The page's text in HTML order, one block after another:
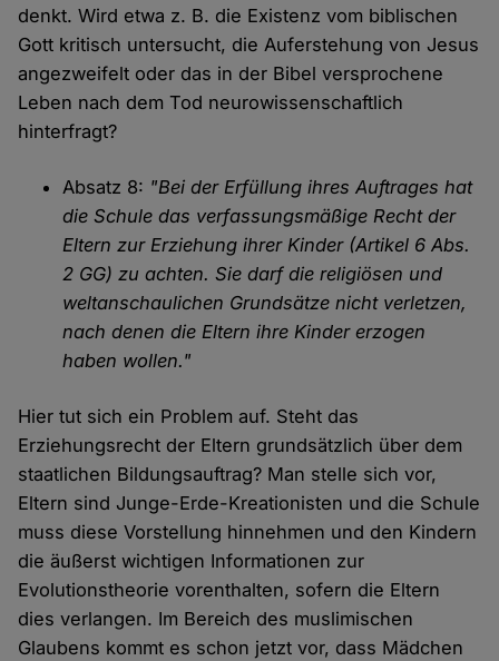
denkt. Wird etwa z. B. die Existenz vom biblischen
Gott kritisch untersucht, die Auferstehung von Jesus
angezweifelt oder das in der Bibel versprochene
Leben nach dem Tod neurowissenschaftlich
hinterfragt?
Absatz 8: "Bei der Erfüllung ihres Auftrages hat
die Schule das verfassungsmäßige Recht der
Eltern zur Erziehung ihrer Kinder (Artikel 6 Abs.
2 GG) zu achten. Sie darf die religiösen und
weltanschaulichen Grundsätze nicht verletzen,
nach denen die Eltern ihre Kinder erzogen
haben wollen."
Hier tut sich ein Problem auf. Steht das
Erziehungsrecht der Eltern grundsätzlich über dem
staatlichen Bildungsauftrag? Man stelle sich vor,
Eltern sind Junge-Erde-Kreationisten und die Schule
muss diese Vorstellung hinnehmen und den Kindern
die äußerst wichtigen Informationen zur
Evolutionstheorie vorenthalten, sofern die Eltern
dies verlangen. Im Bereich des muslimischen
Glaubens kommt es schon jetzt vor, dass Mädchen